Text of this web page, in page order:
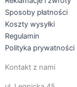
Sposoby płatności
Koszty wysyłki
Regulamin
Polityka prywatności
Kontakt z nami